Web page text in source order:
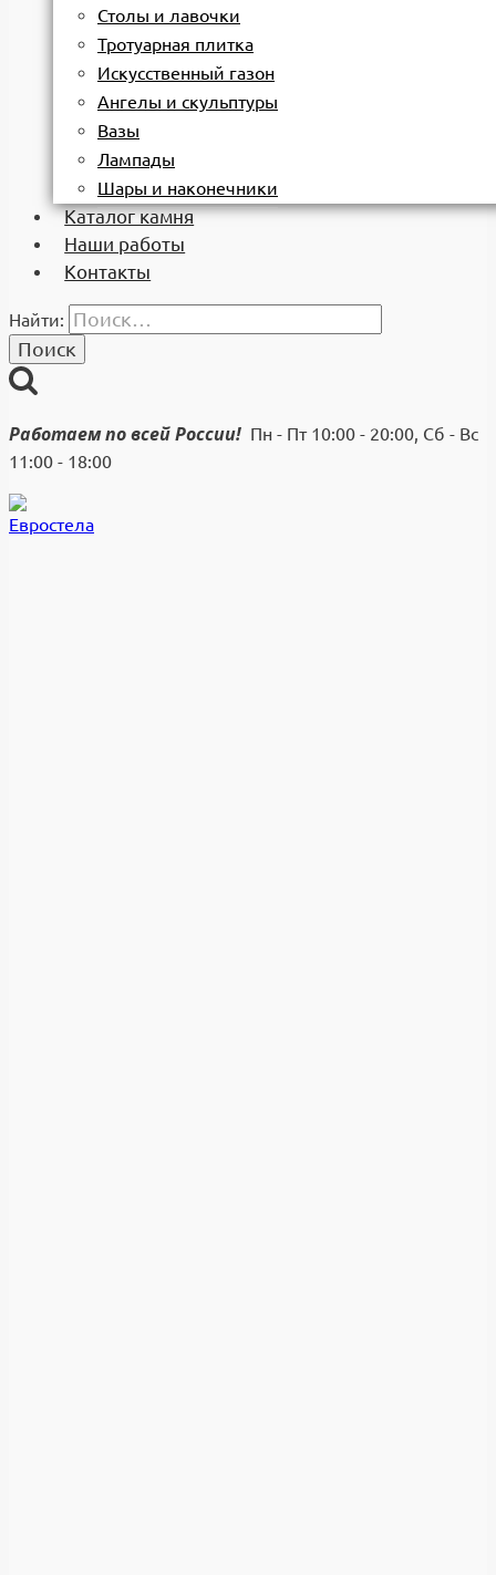
Столы и лавочки
Тротуарная плитка
Искусственный газон
Ангелы и скульптуры
Вазы
Лампады
Шары и наконечники
Каталог камня
Наши работы
Контакты
Найти:
Работаем по всей России! Пн - Пт 10:00 - 20:00, Сб - Вс
11:00 - 18:00